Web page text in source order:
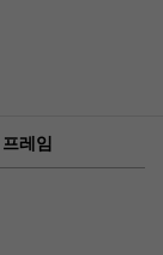
레임